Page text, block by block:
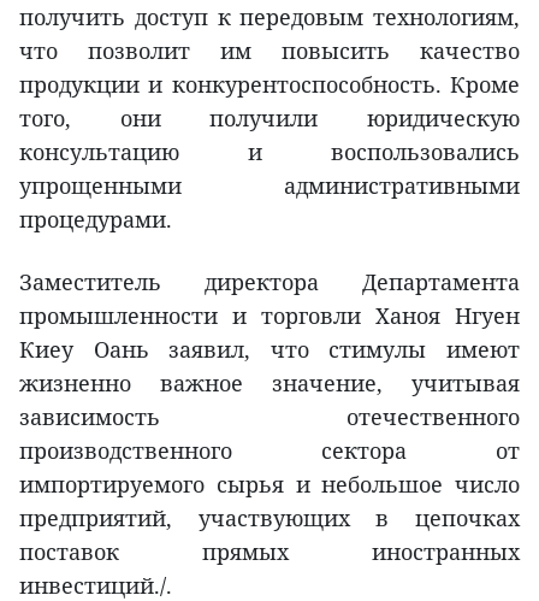
получить доступ к передовым технологиям,
что позволит им повысить качество
продукции и конкурентоспособность. Кроме
того, они получили юридическую
консультацию и воспользовались
упрощенными административными
процедурами.
Заместитель директора Департамента
промышленности и торговли Ханоя Нгуен
Киеу Оань заявил, что стимулы имеют
жизненно важное значение, учитывая
зависимость отечественного
производственного сектора от
импортируемого сырья и небольшое число
предприятий, участвующих в цепочках
поставок прямых иностранных
инвестиций./.